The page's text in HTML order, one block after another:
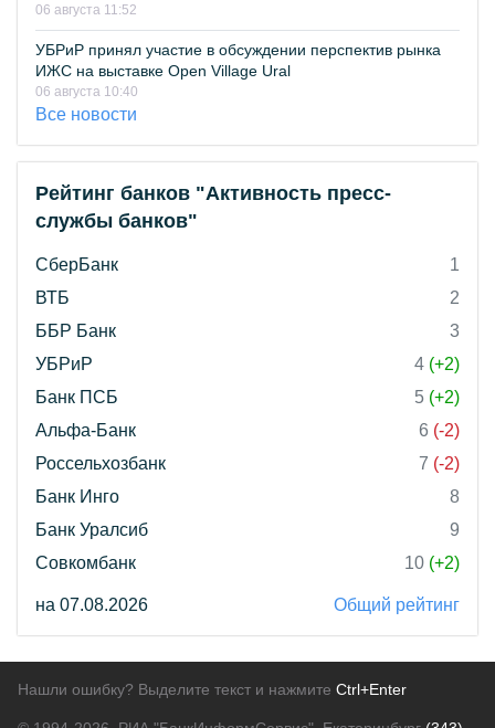
06 августа 11:52
УБРиР принял участие в обсуждении перспектив рынка
ИЖС на выставке Open Village Ural
06 августа 10:40
Все новости
Рейтинг банков "Активность пресс-
службы банков"
СберБанк
1
ВТБ
2
ББР Банк
3
УБРиР
4 (+2)
Банк ПСБ
5 (+2)
Альфа-Банк
6 (-2)
Россельхозбанк
7 (-2)
Банк Инго
8
Банк Уралсиб
9
Совкомбанк
10 (+2)
на 07.08.2026 Общий рейтинг
Нашли ошибку? Выделите текст и нажмите Ctrl+Enter